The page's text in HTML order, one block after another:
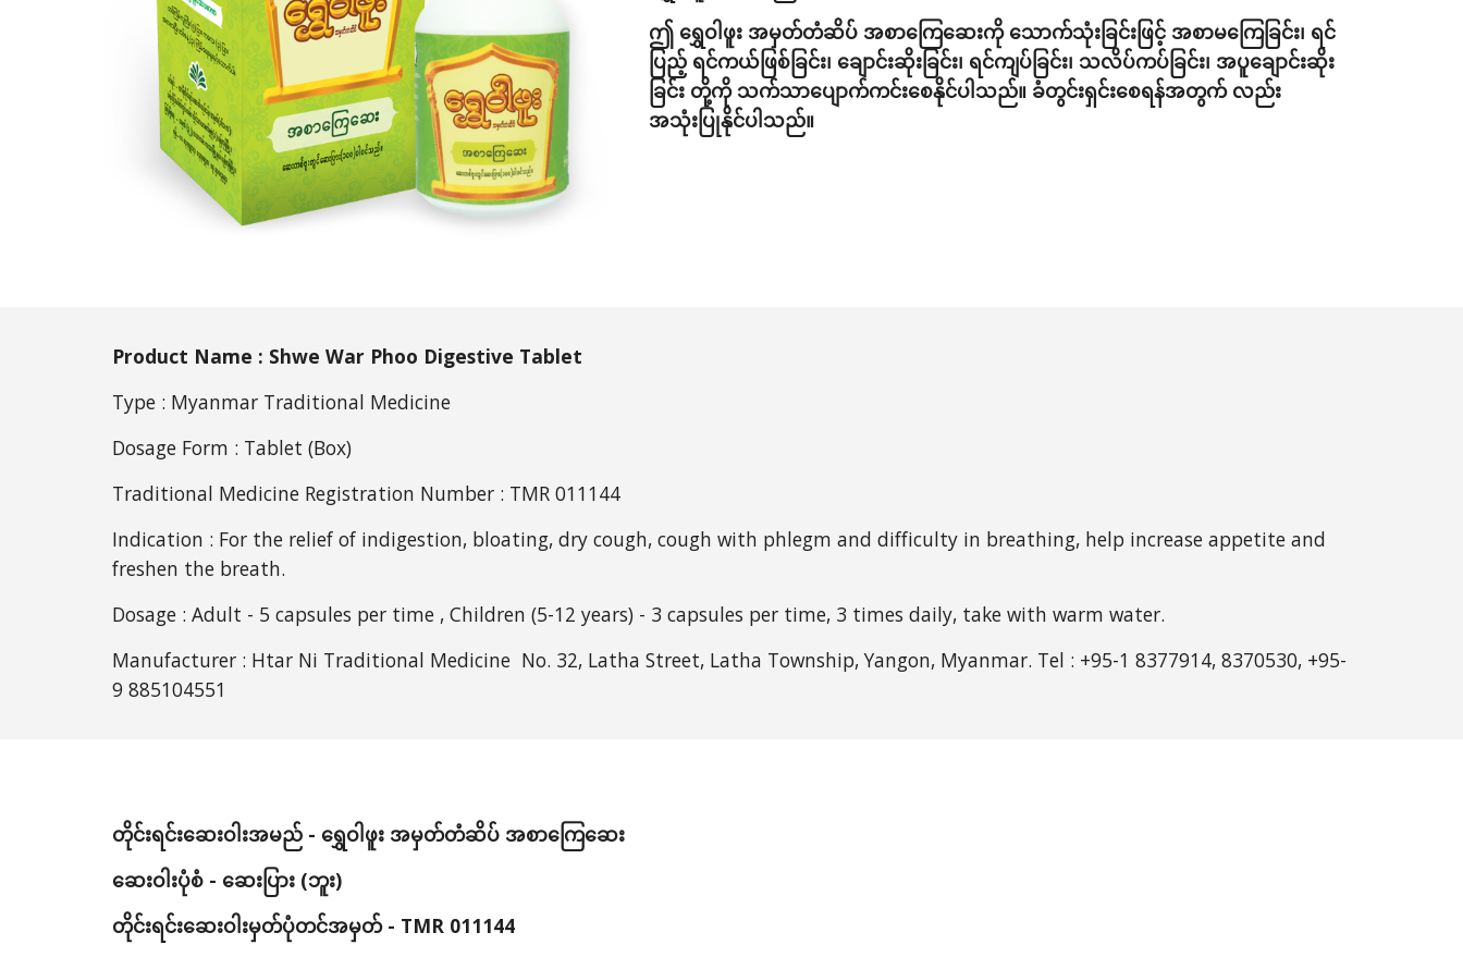
ဤ ရွှေဝါဖူး အမှတ်တံဆိပ် အစာကြေဆေးကို သောက်သုံးခြင်းဖြင့် အစာမကြေခြင်း၊ ရင်
ပြည့် ရင်ကယ်ဖြစ်ခြင်း၊ ချောင်းဆိုးခြင်း၊ ရင်ကျပ်ခြင်း၊ သလိပ်ကပ်ခြင်း၊ အပူချောင်းဆိုး
ခြင်း တို့ကို သက်သာပျောက်ကင်းစေနိုင်ပါသည်။ ခံတွင်းရှင်းစေရန်အတွက် လည်း
အသုံးပြုနိုင်ပါသည်။
Product Name : Shwe War Phoo Digestive Tablet
Type : Myanmar Traditional Medicine
Dosage Form : Tablet (Box)
Traditional Medicine Registration Number : TMR 011144
Indication : For the relief of indigestion, bloating, dry cough, cough with phlegm and difficulty in breathing, help increase appetite and
freshen the breath.
Dosage : Adult - 5 capsules per time , Children (5-12 years) - 3 capsules per time, 3 times daily, take with warm water.
Manufacturer : Htar Ni Traditional Medicine  No. 32, Latha Street, Latha Township, Yangon, Myanmar. Tel : +95-1 8377914, 8370530, +95-
9 885104551
တိုင်းရင်းဆေးဝါးအမည် - ရွှေဝါဖူး အမှတ်တံဆိပ် အစာကြေဆေး
ဆေးဝါးပုံစံ - ဆေးပြား (ဘူး)
တိုင်းရင်းဆေးဝါးမှတ်ပုံတင်အမှတ် - TMR 011144